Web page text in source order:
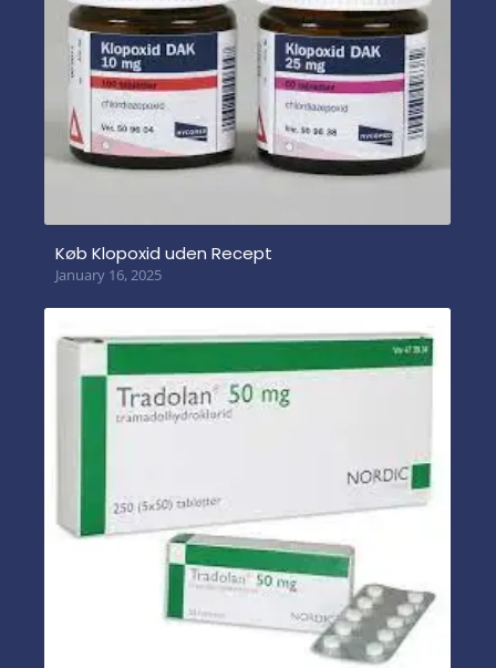
Køb Klopoxid uden Recept
January 16, 2025